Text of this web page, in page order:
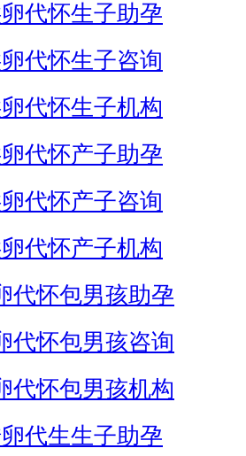
代怀生子助孕
代怀生子咨询
代怀生子机构
代怀产子助孕
代怀产子咨询
代怀产子机构
代怀包男孩助孕
代怀包男孩咨询
代怀包男孩机构
代生生子助孕